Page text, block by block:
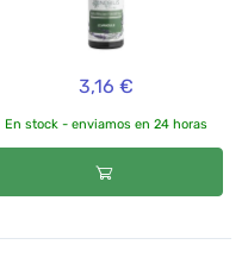
3,16 €
En stock - enviamos en 24 horas